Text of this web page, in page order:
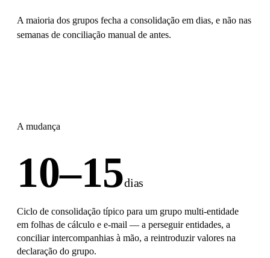
A maioria dos grupos fecha a consolidação em dias, e não nas
semanas de conciliação manual de antes.
A mudança
10–15dias
Ciclo de consolidação típico para um grupo multi-entidade
em folhas de cálculo e e-mail — a perseguir entidades, a
conciliar intercompanhias à mão, a reintroduzir valores na
declaração do grupo.